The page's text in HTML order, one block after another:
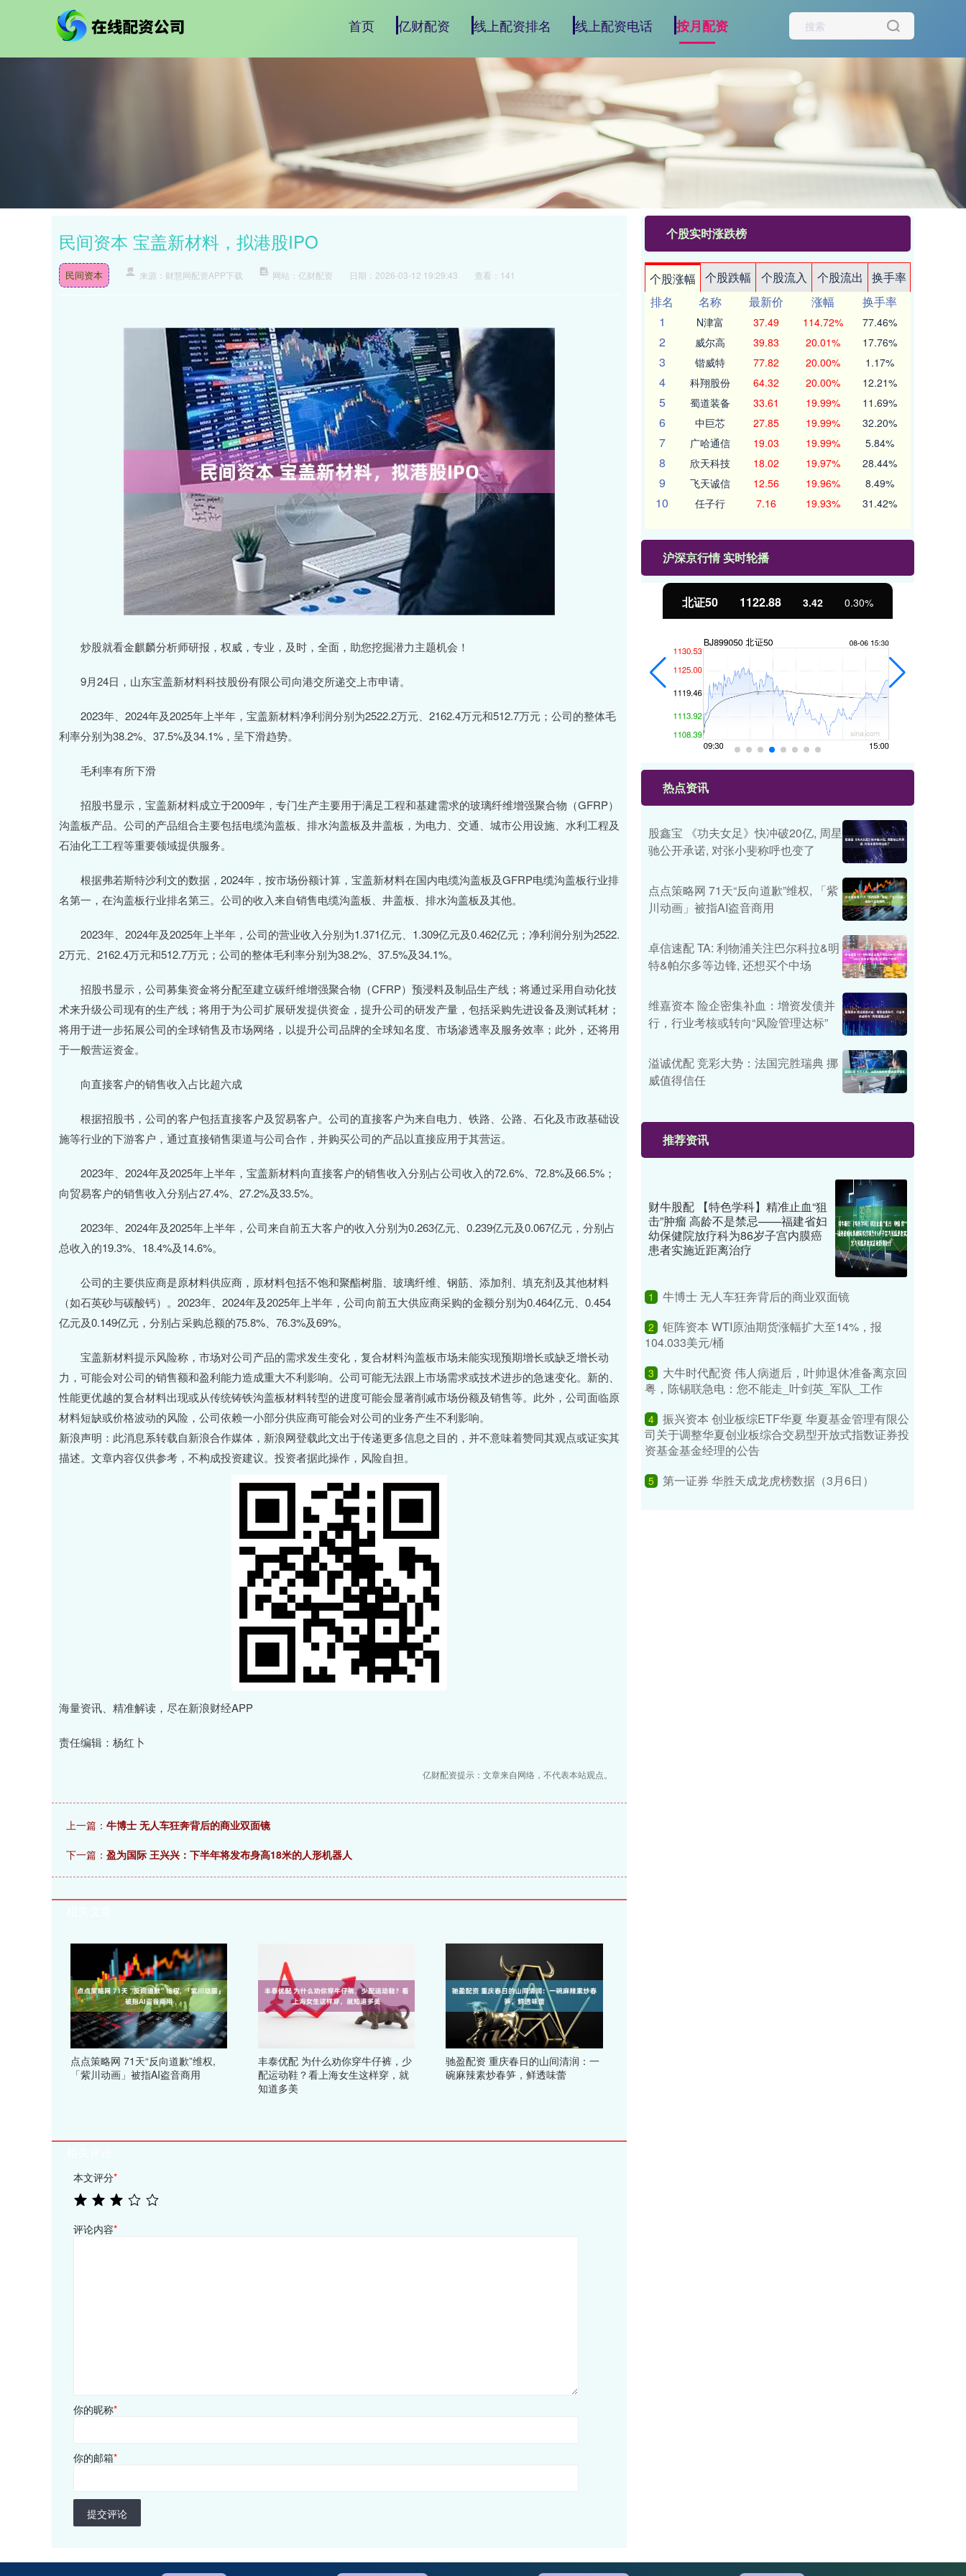
首页 亿财配资 线上配资排名 线上配资电话 按月配资
民间资本 宝盖新材料，拟港股IPO
民间资本 来源：财慧网配资APP下载 网站：亿财配资 日期：2026-03-12 19:29:43 查看：141
炒股就看金麒麟分析师研报，权威，专业，及时，全面，助您挖掘潜力主题机会！
9月24日，山东宝盖新材料科技股份有限公司向港交所递交上市申请。
2023年、2024年及2025年上半年，宝盖新材料净利润分别为2522.2万元、2162.4万元和512.7万元；公司的整体毛
利率分别为38.2%、37.5%及34.1%，呈下滑趋势。
毛利率有所下滑
招股书显示，宝盖新材料成立于2009年，专门生产主要用于满足工程和基建需求的玻璃纤维增强聚合物（GFRP）
沟盖板产品。公司的产品组合主要包括电缆沟盖板、排水沟盖板及井盖板，为电力、交通、城市公用设施、水利工程及
石油化工工程等重要领域提供服务。
根据弗若斯特沙利文的数据，2024年，按市场份额计算，宝盖新材料在国内电缆沟盖板及GFRP电缆沟盖板行业排
名第一，在沟盖板行业排名第三。公司的收入来自销售电缆沟盖板、井盖板、排水沟盖板及其他。
2023年、2024年及2025年上半年，公司的营业收入分别为1.371亿元、1.309亿元及0.462亿元；净利润分别为2522.
2万元、2162.4万元和512.7万元；公司的整体毛利率分别为38.2%、37.5%及34.1%。
招股书显示，公司募集资金将分配至建立碳纤维增强聚合物（CFRP）预浸料及制品生产线；将通过采用自动化技
术来升级公司现有的生产线；将用于为公司扩展研发提供资金，提升公司的研发产量，包括采购先进设备及测试耗材；
将用于进一步拓展公司的全球销售及市场网络，以提升公司品牌的全球知名度、市场渗透率及服务效率；此外，还将用
于一般营运资金。
向直接客户的销售收入占比超六成
根据招股书，公司的客户包括直接客户及贸易客户。公司的直接客户为来自电力、铁路、公路、石化及市政基础设
施等行业的下游客户，通过直接销售渠道与公司合作，并购买公司的产品以直接应用于其营运。
2023年、2024年及2025年上半年，宝盖新材料向直接客户的销售收入分别占公司收入的72.6%、72.8%及66.5%；
向贸易客户的销售收入分别占27.4%、27.2%及33.5%。
2023年、2024年及2025年上半年，公司来自前五大客户的收入分别为0.263亿元、0.239亿元及0.067亿元，分别占
总收入的19.3%、18.4%及14.6%。
公司的主要供应商是原材料供应商，原材料包括不饱和聚酯树脂、玻璃纤维、钢筋、添加剂、填充剂及其他材料
（如石英砂与碳酸钙）。2023年、2024年及2025年上半年，公司向前五大供应商采购的金额分别为0.464亿元、0.454
亿元及0.149亿元，分别占采购总额的75.8%、76.3%及69%。
宝盖新材料提示风险称，市场对公司产品的需求发生变化，复合材料沟盖板市场未能实现预期增长或缺乏增长动
力，可能会对公司的销售额和盈利能力造成重大不利影响。公司可能无法跟上市场需求或技术进步的急速变化。新的、
性能更优越的复合材料出现或从传统铸铁沟盖板材料转型的进度可能会显著削减市场份额及销售等。此外，公司面临原
材料短缺或价格波动的风险，公司依赖一小部分供应商可能会对公司的业务产生不利影响。
新浪声明：此消息系转载自新浪合作媒体，新浪网登载此文出于传递更多信息之目的，并不意味着赞同其观点或证实其
描述。文章内容仅供参考，不构成投资建议。投资者据此操作，风险自担。
海量资讯、精准解读，尽在新浪财经APP
责任编辑：杨红卜
亿财配资提示：文章来自网络，不代表本站观点。
上一篇： 牛博士 无人车狂奔背后的商业双面镜
下一篇： 盈为国际 王兴兴：下半年将发布身高18米的人形机器人
点点策略网 71天“反向道歉”维权,
「紫川动画」被指AI盗音商用
丰泰优配 为什么劝你穿牛仔裤，少
配运动鞋？看上海女生这样穿，就
知道多美
驰盈配资 重庆春日的山间清润：一
碗麻辣素炒春笋，鲜透味蕾
本文评分*
评论内容*
你的昵称*
你的邮箱*
提交评论
个股实时涨跌榜
个股涨幅 个股跌幅 个股流入 个股流出
换手率
排名
名称 最新价 涨幅
换手率
1
N津富 37.49 114.72% 77.46%
2 威尔高 39.83 20.01% 17.76%
3 锴威特 77.82 20.00% 1.17%
4 科翔股份 64.32 20.00% 12.21%
5 蜀道装备 33.61 19.99% 11.69%
6 中巨芯 27.85 19.99% 32.20%
7 广哈通信 19.03 19.99% 5.84%
8 欣天科技 18.02 19.97% 28.44%
9 飞天诚信 12.56 19.96% 8.49%
10 任子行 7.16 19.93% 31.42%
沪深京行情 实时轮播
深证成指 14110.12 -34.08 -0.24% 沪深300 北证50 1122.88 3.42 0.30%
热点资讯
股鑫宝 《功夫女足》快冲破20亿, 周星
驰公开承诺, 对张小斐称呼也变了
点点策略网 71天“反向道歉”维权, 「紫
川动画」被指AI盗音商用
卓信速配 TA: 利物浦关注巴尔科拉&明
特&帕尔多等边锋, 还想买个中场
维嘉资本 险企密集补血：增资发债并
行，行业考核或转向“风险管理达标”
溢诚优配 竞彩大势：法国完胜瑞典 挪
威值得信任
推荐资讯
财牛股配 【特色学科】精准止血“狙
击”肿瘤 高龄不是禁忌——福建省妇
幼保健院放疗科为86岁子宫内膜癌
患者实施近距离治疗
1 牛博士 无人车狂奔背后的商业双面镜
2
钜阵资本 WTI原油期货涨幅扩大至14%，报
104.033美元/桶
3
大牛时代配资 伟人病逝后，叶帅退休准备离京回
粤，陈锡联急电：您不能走_叶剑英_军队_工作
4 振兴资本 创业板综ETF华夏 华夏基金管理有限公
司关于调整华夏创业板综合交易型开放式指数证券投
资基金基金经理的公告
5 第一证券 华胜天成龙虎榜数据（3月6日）